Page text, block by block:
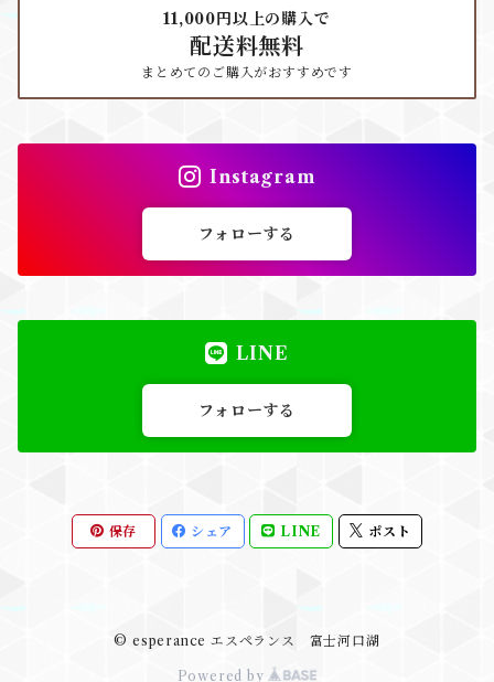
11,000円以上の購入で
配送料無料
まとめてのご購入がおすすめです
Instagram
フォローする
LINE
フォローする
保存 シェア LINE ポスト
© esperance エスペランス 富士河口湖
Powered by